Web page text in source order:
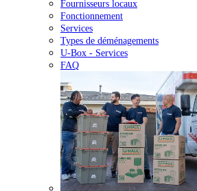
Fournisseurs locaux
Fonctionnement
Services
Types de déménagements
U-Box - Services
FAQ